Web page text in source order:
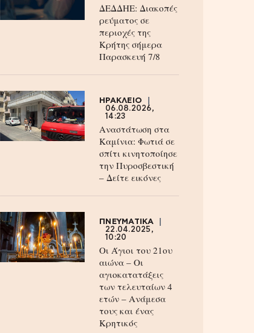
ΔΕΔΔΗΕ: Διακοπές
ρεύματος σε
περιοχές της
Κρήτης σήμερα
Παρασκευή 7/8
ΗΡΑΚΛΕΙΟ
06.08.2026,
14:23
Αναστάτωση στα
Καμίνια: Φωτιά σε
σπίτι κινητοποίησε
την Πυροσβεστική
– Δείτε εικόνες
ΠΝΕΥΜΑΤΙΚΑ
22.04.2025,
10:20
Οι Άγιοι του 21ου
αιώνα – Οι
αγιοκατατάξεις
των τελευταίων 4
ετών – Ανάμεσα
τους και ένας
Κρητικός